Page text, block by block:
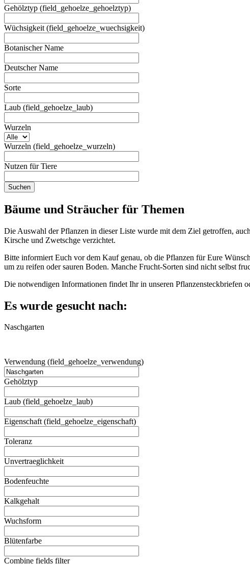
Gehölztyp (field_gehoelze_gehoelztyp)
Wüchsigkeit (field_gehoelze_wuechsigkeit)
Botanischer Name
Deutscher Name
Sorte
Laub (field_gehoelze_laub)
Wurzeln
Wurzeln (field_gehoelze_wurzeln)
Nutzen für Tiere
Bäume und Sträucher für Themen
Die Auswahl der Pflanzen in dieser Liste wurde mit dem Ziel getroffen,
Kirsche und Zwetschge verzichtet.
Bitte informiert Euch vor dem Kauf genau, ob die Pflanzen für Eure
um zu reifen oder sauren Boden. Manche Frucht-Sorten sind nicht selbst
Die notwendigen Informationen findet Ihr in unseren Pflanzensteckbriefen
Es wurde gesucht nach:
Naschgarten
Verwendung (field_gehoelze_verwendung)
Gehölztyp
Laub (field_gehoelze_laub)
Eigenschaft (field_gehoelze_eigenschaft)
Toleranz
Unvertraeglichkeit
Bodenfeuchte
Kalkgehalt
Wuchsform
Blütenfarbe
Combine fields filter